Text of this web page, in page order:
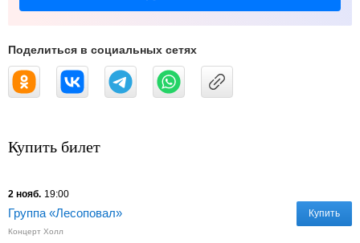
Поделиться в социальных сетях
Купить билет
2 нояб. 19:00
Группа «Лесоповал»
Концерт Холл
Купить